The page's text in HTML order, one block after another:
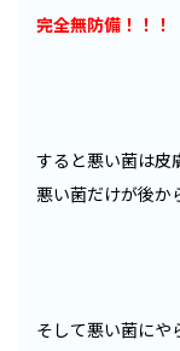
完全無防備！！！
すると悪い菌は皮
悪い菌だけが後か
そして悪い菌にや